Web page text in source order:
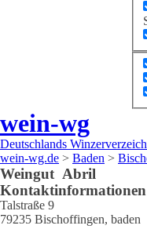
wein-wg
Deutschlands
wein-wg.de > Baden >
Weingut Abril
Kontaktinformationen
Talstraße 9
79235 Bischoffingen, baden